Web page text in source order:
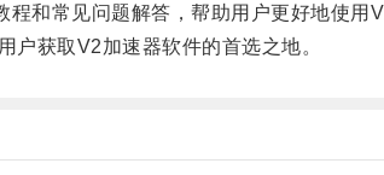
和常见问题解答，帮助用户更好地使用
获取V2加速器软件的首选之地。